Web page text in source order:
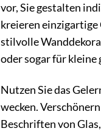
vor, Sie gestalten
kreieren einzigartige
stilvolle
oder sogar für kleine
Nutzen Sie das
wecken.
Beschriften von